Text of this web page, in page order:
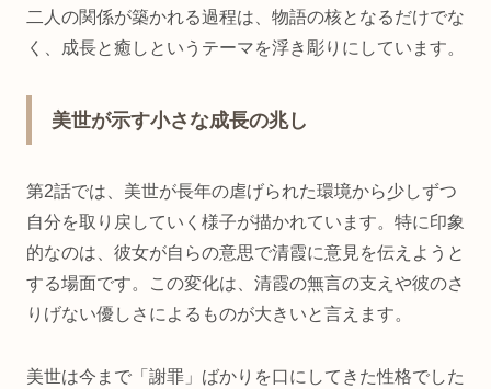
二人の関係が築かれる過程は、物語の核となるだけでな
く、成長と癒しというテーマを浮き彫りにしています。
美世が示す小さな成長の兆し
第2話では、美世が長年の虐げられた環境から少しずつ
自分を取り戻していく様子が描かれています。特に印象
的なのは、彼女が自らの意思で清霞に意見を伝えようと
する場面です。この変化は、清霞の無言の支えや彼のさ
りげない優しさによるものが大きいと言えます。
美世は今まで「謝罪」ばかりを口にしてきた性格でした